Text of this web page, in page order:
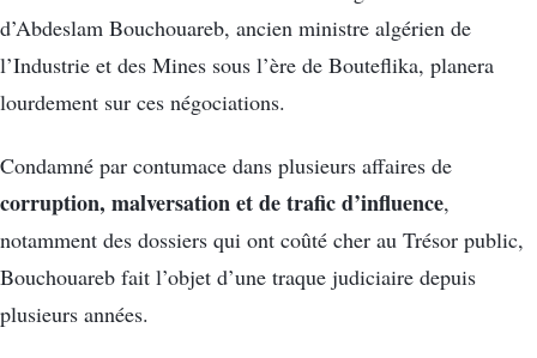
d’Abdeslam Bouchouareb, ancien ministre algérien de
l’Industrie et des Mines sous l’ère de Bouteflika, planera
lourdement sur ces négociations.
Condamné par contumace dans plusieurs affaires de
corruption, malversation et de trafic d’influence,
notamment des dossiers qui ont coûté cher au Trésor public,
Bouchouareb fait l’objet d’une traque judiciaire depuis
plusieurs années.